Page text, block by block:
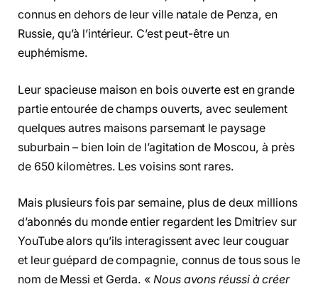
connus en dehors de leur ville natale de Penza, en
Russie, qu’à l’intérieur. C’est peut-être un
euphémisme.
Leur spacieuse maison en bois ouverte est en grande
partie entourée de champs ouverts, avec seulement
quelques autres maisons parsemant le paysage
suburbain – bien loin de l’agitation de Moscou, à près
de 650 kilomètres. Les voisins sont rares.
Mais plusieurs fois par semaine, plus de deux millions
d’abonnés du monde entier regardent les Dmitriev sur
YouTube alors qu’ils interagissent avec leur couguar
et leur guépard de compagnie, connus de tous sous le
nom de Messi et Gerda. «Nous avons réussi à créer